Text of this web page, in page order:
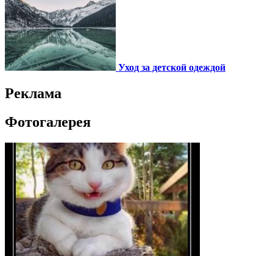
Уход за детской одеждой
Реклама
Фотогалерея